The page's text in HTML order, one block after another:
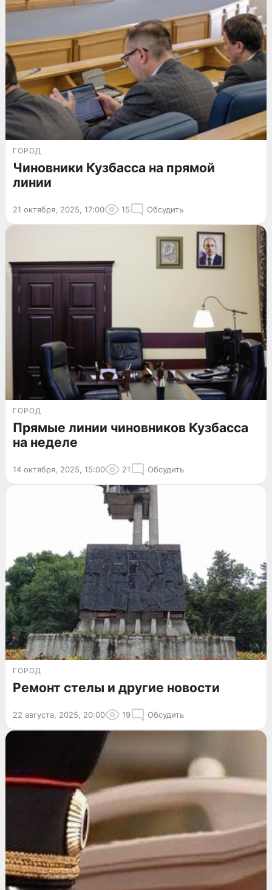
ГОРОД
Чиновники Кузбасса на прямой
линии
21 октября, 2025, 17:00 15 Обсудить
ГОРОД
Прямые линии чиновников Кузбасса
на неделе
14 октября, 2025, 15:00 21 Обсудить
ГОРОД
Ремонт стелы и другие новости
22 августа, 2025, 20:00 19 Обсудить